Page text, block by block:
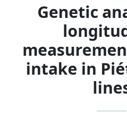
Genetic
intake in